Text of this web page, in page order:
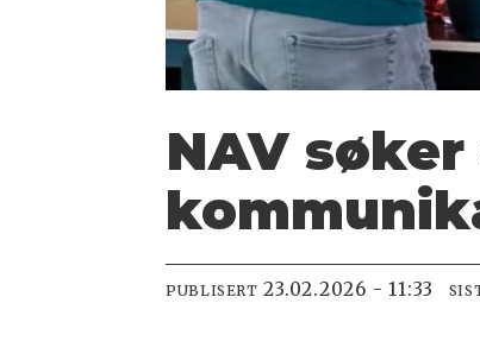
NAV
PUBLISERT 23.02.2026 - 11:33